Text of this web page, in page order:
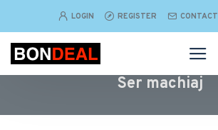
LOGIN REGISTER CONTACT
Ser machiaj